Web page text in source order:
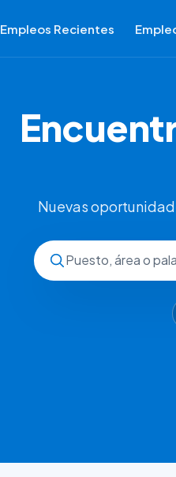
Empleos Recientes
Nuevas